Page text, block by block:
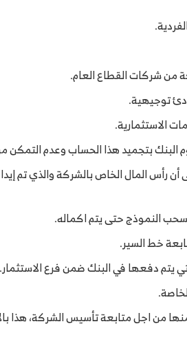
من شركات القطاع العام.
توجيهية.
الاستثمارية.
بتجميد هذا الحساب وعدم التمكن
أن رأس المال الخاص بالشركة والذي
النموذج حتى يتم اكماله.
خط السير.
يتم دفعها في البنك ضمن فرع الاستثمار.
من اجل متابعة تأسيس الشركة، هذا